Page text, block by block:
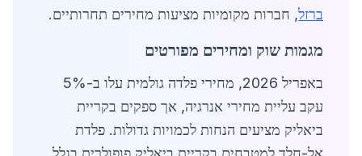
ברזל, חברות מקומיות מציעות מחירים תחרותיים.
מגמות שוק ומחירים מפורטים
באפריל 2026, מחירי פלדה גולמית עלו ב-5%
עקב עליית מחירי אנרגיה, אך ספקים בקריית
ביאליק מציעים הנחות לכמויות גדולות. פלדת